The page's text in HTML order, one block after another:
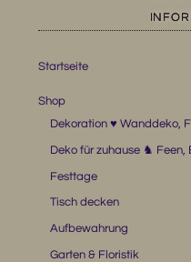
Startseite
Shop
Dekoration ♥ Wanddeko,
Deko für zuhause ♞ Feen,
Festtage
Tisch decken
Aufbewahrung
Garten & Floristik